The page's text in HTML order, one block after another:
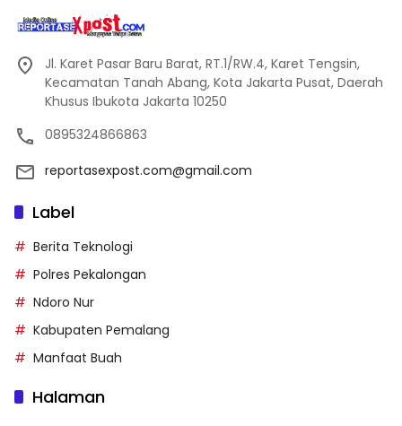
Jl. Karet Pasar Baru Barat, RT.1/RW.4, Karet Tengsin,
Kecamatan Tanah Abang, Kota Jakarta Pusat, Daerah
Khusus Ibukota Jakarta 10250
0895324866863
reportasexpost.com@gmail.com
Label
Berita Teknologi
Polres Pekalongan
Ndoro Nur
Kabupaten Pemalang
Manfaat Buah
Halaman